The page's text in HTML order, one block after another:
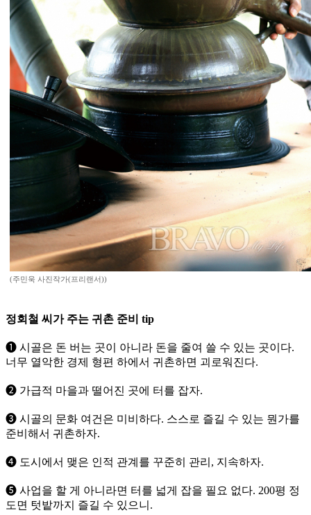
(주민욱 사진작가(프리랜서))
정회철 씨가 주는 귀촌 준비 tip
❶ 시골은 돈 버는 곳이 아니라 돈을 줄여 쓸 수 있는 곳이다.
너무 열악한 경제 형편 하에서 귀촌하면 괴로워진다.
❷ 가급적 마을과 떨어진 곳에 터를 잡자.
❸ 시골의 문화 여건은 미비하다. 스스로 즐길 수 있는 뭔가를
준비해서 귀촌하자.
❹ 도시에서 맺은 인적 관계를 꾸준히 관리, 지속하자.
❺ 사업을 할 게 아니라면 터를 넓게 잡을 필요 없다. 200평 정
도면 텃밭까지 즐길 수 있으니.